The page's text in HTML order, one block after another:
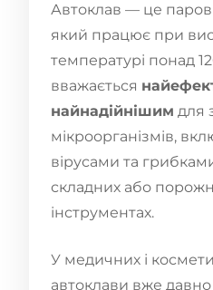
Автоклав — це
який працює при
температурі понад
вважається
найнадійнішим для
мікроорганізмів,
вірусами та
складних або
інструментах.
У медичних і
автоклави вже